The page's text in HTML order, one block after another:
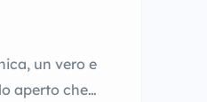
un vero e
aperto che